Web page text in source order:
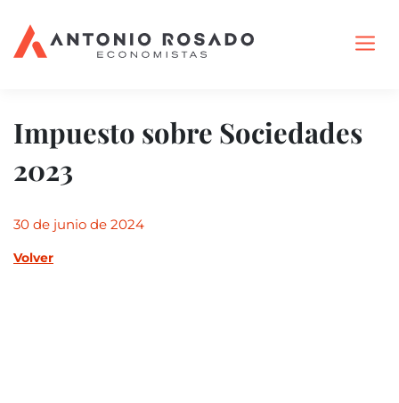
Impuesto sobre Sociedades
2023
30 de junio de 2024
Volver